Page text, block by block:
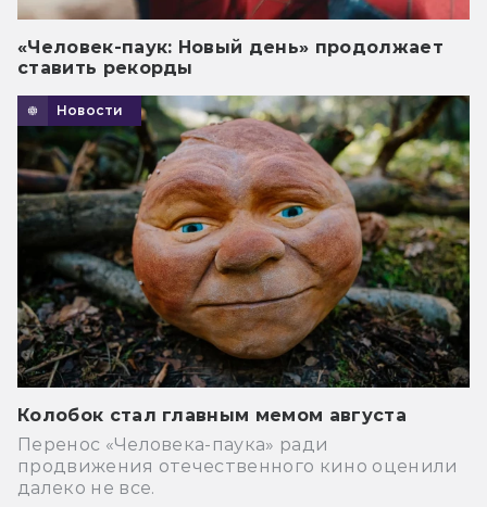
«Человек-паук: Новый день» продолжает
ставить рекорды
Новости
Колобок стал главным мемом августа
Перенос «Человека-паука» ради
продвижения отечественного кино оценили
далеко не все.